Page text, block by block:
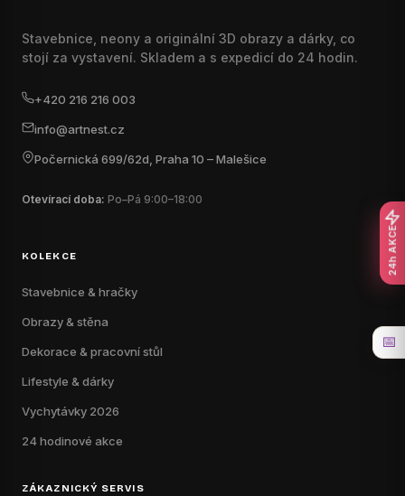
Stavebnice, neony a originální 3D obrazy a dárky, co
stojí za vystavení. Skladem a s expedicí do 24 hodin.
+420 216 216 003
info@artnest.cz
Počernická 699/62d, Praha 10 – Malešice
Otevírací doba: Po–Pá 9:00–18:00
KOLEKCE
Stavebnice & hračky
Obrazy & stěna
Dekorace & pracovní stůl
Lifestyle & dárky
Vychytávky 2026
24 hodinové akce
ZÁKAZNICKÝ SERVIS
24h AKCE
📅